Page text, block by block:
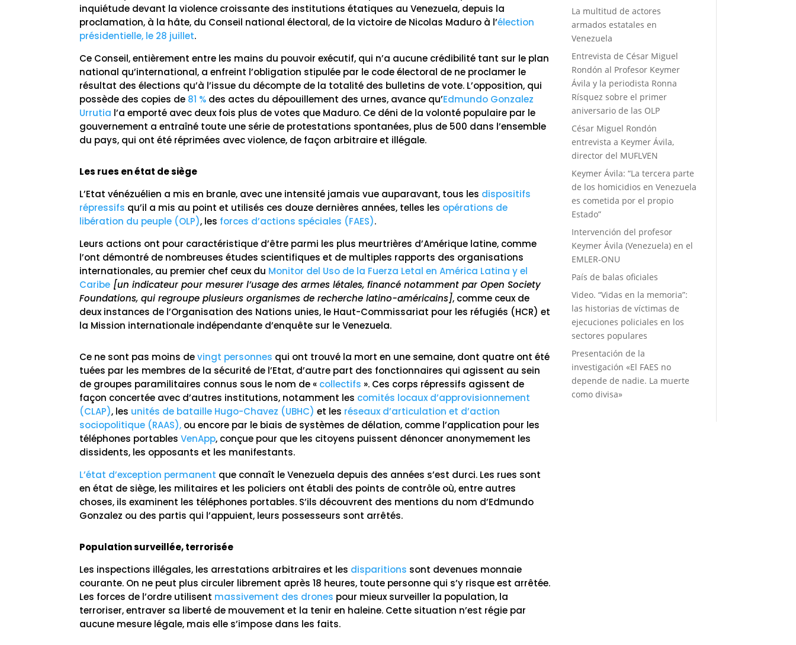
inquiétude devant la violence croissante des institutions étatiques au Venezuela, depuis la
proclamation, à la hâte, du Conseil national électoral, de la victoire de Nicolas Maduro à l’élection
présidentielle, le 28 juillet.
Ce Conseil, entièrement entre les mains du pouvoir exécutif, qui n’a aucune crédibilité tant sur le plan
national qu’international, a enfreint l’obligation stipulée par le code électoral de ne proclamer le
résultat des élections qu’à l’issue du décompte de la totalité des bulletins de vote. L’opposition, qui
possède des copies de 81 % des actes du dépouillement des urnes, avance qu’Edmundo Gonzalez
Urrutia l’a emporté avec deux fois plus de votes que Maduro. Ce déni de la volonté populaire par le
gouvernement a entraîné toute une série de protestations spontanées, plus de 500 dans l’ensemble
du pays, qui ont été réprimées avec violence, de façon arbitraire et illégale.
Les rues en état de siège
L’Etat vénézuélien a mis en branle, avec une intensité jamais vue auparavant, tous les dispositifs
répressifs qu’il a mis au point et utilisés ces douze dernières années, telles les opérations de
libération du peuple (OLP), les forces d’actions spéciales (FAES).
Leurs actions ont pour caractéristique d’être parmi les plus meurtrières d’Amérique latine, comme
l’ont démontré de nombreuses études scientifiques et de multiples rapports des organisations
internationales, au premier chef ceux du Monitor del Uso de la Fuerza Letal en América Latina y el
Caribe [un indicateur pour mesurer l’usage des armes létales, financé notamment par Open Society
Foundations, qui regroupe plusieurs organismes de recherche latino-américains], comme ceux de
deux instances de l’Organisation des Nations unies, le Haut-Commissariat pour les réfugiés (HCR) et
la Mission internationale indépendante d’enquête sur le Venezuela.
Ce ne sont pas moins devingt personnes qui ont trouvé la mort en une semaine, dont quatre ont été
tuées par les membres de la sécurité de l’Etat, d’autre part des fonctionnaires qui agissent au sein
de groupes paramilitaires connus sous le nom de « collectifs ». Ces corps répressifs agissent de
façon concertée avec d’autres institutions, notamment les comités locaux d’approvisionnement
(CLAP), les unités de bataille Hugo-Chavez (UBHC)et les réseaux d’articulation et d’action
sociopolitique (RAAS), ou encore par le biais de systèmes de délation, comme l’application pour les
téléphones portablesVenApp, conçue pour que les citoyens puissent dénoncer anonymement les
dissidents, les opposants et les manifestants.
L’état d’exception permanent que connaît le Venezuela depuis des années s’est durci. Les rues sont
en état de siège, les militaires et les policiers ont établi des points de contrôle où, entre autres
choses, ils examinent les téléphones portables. S’ils découvrent des mentions du nom d’Edmundo
Gonzalez ou des partis qui l’appuient, leurs possesseurs sont arrêtés.
Population surveillée, terrorisée
Les inspections illégales, les arrestations arbitraires et les disparitions sont devenues monnaie
courante. On ne peut plus circuler librement après 18 heures, toute personne qui s’y risque est arrêtée.
Les forces de l’ordre utilisent massivement des drones pour mieux surveiller la population, la
terroriser, entraver sa liberté de mouvement et la tenir en haleine. Cette situation n’est régie par
aucune mesure légale, mais elle s’impose dans les faits.
La multitud de actores
armados estatales en
Venezuela
Entrevista de César Miguel
Rondón al Profesor Keymer
Ávila y la periodista Ronna
Rísquez sobre el primer
aniversario de las OLP
César Miguel Rondón
entrevista a Keymer Ávila,
director del MUFLVEN
Keymer Ávila: “La tercera parte
de los homicidios en Venezuela
es cometida por el propio
Estado”
Intervención del profesor
Keymer Ávila (Venezuela) en el
EMLER-ONU
País de balas oficiales
Video. “Vidas en la memoria”:
las historias de víctimas de
ejecuciones policiales en los
sectores populares
Presentación de la
investigación «El FAES no
depende de nadie. La muerte
como divisa»